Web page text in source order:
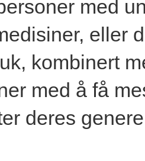
med
eller
kombinert
med å få
deres